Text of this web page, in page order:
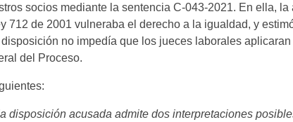
socios mediante la sentencia C-043-2021. En ella, la
712 de 2001 vulneraba el derecho a la igualdad, y
no impedía que los jueces laborales
del Proceso.
disposición acusada admite dos interpretaciones